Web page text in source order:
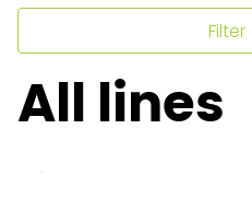
All lines
Filter